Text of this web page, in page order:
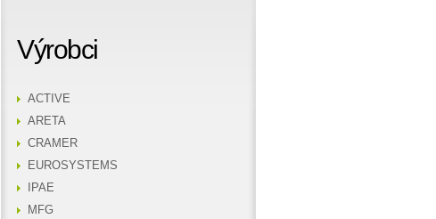
Výrobci
ACTIVE
ARETA
CRAMER
EUROSYSTEMS
IPAE
MFG